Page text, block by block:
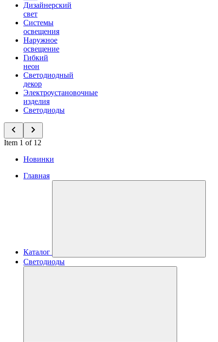
Дизайнерский
свет
Системы
освещения
Наружное
освещение
Гибкий
неон
Светодиодный
декор
Электроустановочные
изделия
Светодиоды
Item 1 of 12
Новинки
Главная
Каталог
Светодиоды